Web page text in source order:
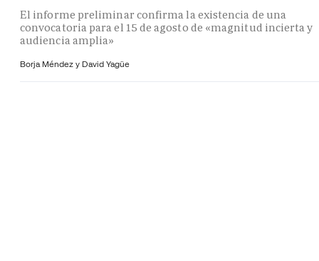
El informe preliminar confirma la existencia de una
convocatoria para el 15 de agosto de «magnitud incierta y
audiencia amplia»
Borja Méndez y David Yagüe